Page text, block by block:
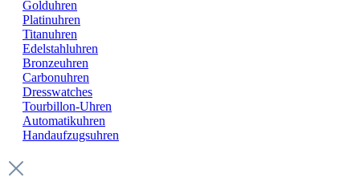
Golduhren
Platinuhren
Titanuhren
Edelstahluhren
Bronzeuhren
Carbonuhren
Dresswatches
Tourbillon-Uhren
Automatikuhren
Handaufzugsuhren